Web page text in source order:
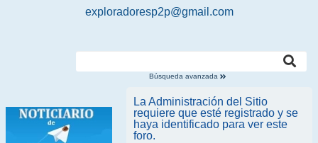
exploradoresp2p@gmail.com
Búsqueda avanzada
La Administración del Sitio
requiere que esté registrado y se
haya identificado para ver este
foro.